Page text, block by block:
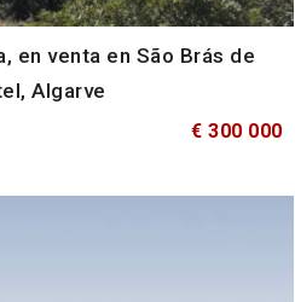
en venta en São Brás de
Algarve
€ 300 000